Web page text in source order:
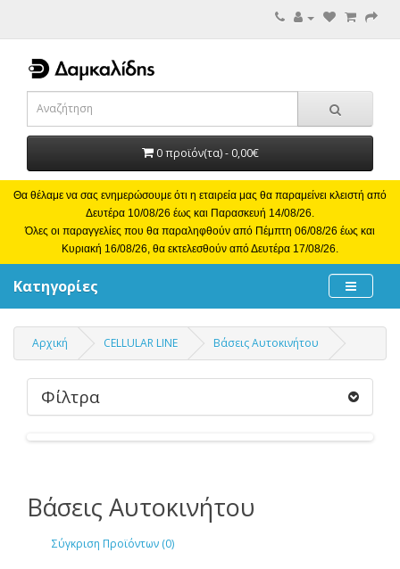
0 προϊόν(τα) - 0,00€
Θα θέλαμε να σας ενημερώσουμε ότι η εταιρεία μας θα παραμείνει κλειστή από
Δευτέρα 10/08/26 έως και Παρασκευή 14/08/26.
Όλες οι παραγγελίες που θα παραληφθούν από Πέμπτη 06/08/26 έως και
Κυριακή 16/08/26, θα εκτελεσθούν από Δευτέρα 17/08/26.
Κατηγορίες
Αρχική CELLULAR LINE Βάσεις Αυτοκινήτου
Φίλτρα
Βάσεις Αυτοκινήτου
Σύγκριση Προϊόντων (0)